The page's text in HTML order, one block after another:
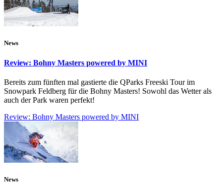
News
Review: Bohny Masters powered by MINI
Bereits zum fünften mal gastierte die QParks Freeski Tour im
Snowpark Feldberg für die Bohny Masters! Sowohl das Wetter als
auch der Park waren perfekt!
Review: Bohny Masters powered by MINI
News